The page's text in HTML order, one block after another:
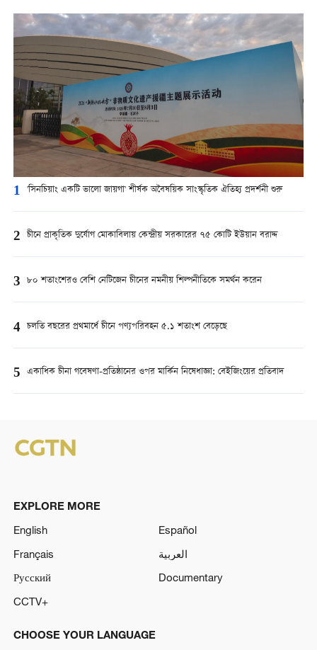
1 'সিনচিয়াং একটি ভালো জায়গা' শীর্ষক অবৈষয়িক সাংস্কৃতিক ঐতিহ্য প্রদর্শনী শুরু
2 চীনে প্রাকৃতিক দুর্যোগ মোকাবিলায় কেন্দ্রীয় সরকারের ৭৫ কোটি ইউয়ান বরাদ্দ
3 ৮০ শতাংশেরও বেশি নেটিজেন চীনের নমনীয় শিল্পনীতিকে সমর্থন করেন
4 চলতি বছরের প্রথমার্ধে চীনে পণ্যপরিবহন ৫.১ শতাংশ বেড়েছে
5 একাধিক চীনা গবেষণা-প্রতিষ্ঠানের ওপর মার্কিন নিষেধাজ্ঞা: বেইজিংয়ের প্রতিবাদ
EXPLORE MORE
English
Español
Français
العربية
Русский
Documentary
CCTV+
CHOOSE YOUR LANGUAGE